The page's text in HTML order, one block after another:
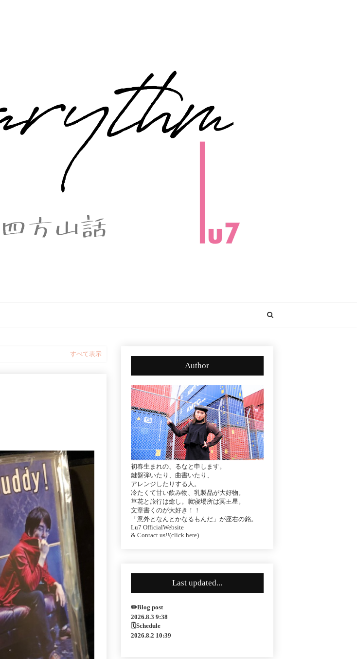
すべて表示
Author
初春生まれの、るなと申します。
鍵盤弾いたり、曲書いたり、
アレンジしたりする人。
冷たくて甘い飲み物、乳製品が大好物。
草花と旅行は癒し。就寝場所は冥王星。
文章書くのが大好き！！
「意外となんとかなるもんだ」が座右の銘。
Lu7 OfficialWebsite
& Contact us!!(click here)
Last updated...
✏️Blog post
2026.8.3 9:38
🗓Schedule
2026.8.2 10:39